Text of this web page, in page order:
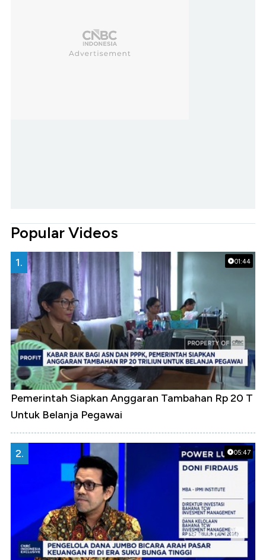
Popular Videos
01:44
1.
Pemerintah Siapkan Anggaran Tambahan Rp 20 T
Untuk Belanja Pegawai
05:47
2.